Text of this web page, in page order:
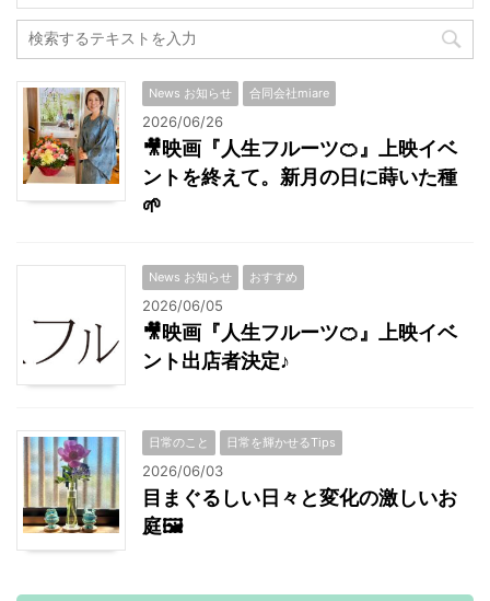
News お知らせ 合同会社miare
2026/06/26
🎥映画『人生フルーツ🍊』上映イベ
ントを終えて。新月の日に蒔いた種
🌱
News お知らせ おすすめ
2026/06/05
🎥映画『人生フルーツ🍊』上映イベ
ント出店者決定♪
日常のこと 日常を輝かせるTips
2026/06/03
目まぐるしい日々と変化の激しいお
庭🖼